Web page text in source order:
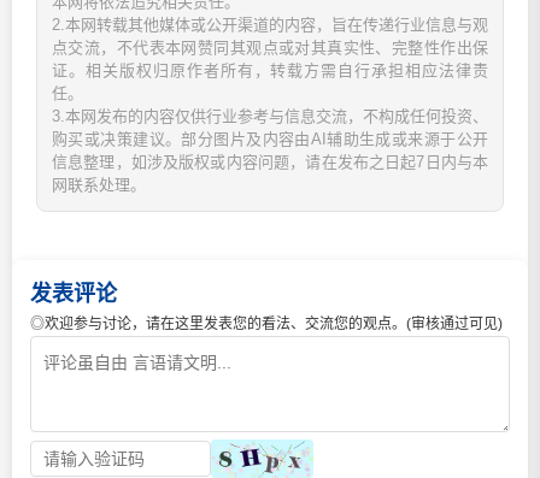
2.本网转载其他媒体或公开渠道的内容，旨在传递行业信息与观
点交流，不代表本网赞同其观点或对其真实性、完整性作出保
证。相关版权归原作者所有，转载方需自行承担相应法律责
任。
3.本网发布的内容仅供行业参考与信息交流，不构成任何投资、
购买或决策建议。部分图片及内容由AI辅助生成或来源于公开
信息整理，如涉及版权或内容问题，请在发布之日起7日内与本
网联系处理。
发表评论
◎欢迎参与讨论，请在这里发表您的看法、交流您的观点。(审核通过可见)